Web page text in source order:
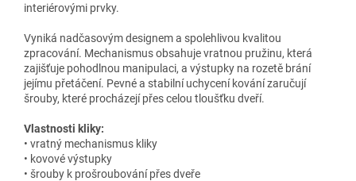
interiérovými prvky.
Vyniká nadčasovým designem a spolehlivou kvalitou
zpracování. Mechanismus obsahuje vratnou pružinu, která
zajišťuje pohodlnou manipulaci, a výstupky na rozetě brání
jejímu přetáčení. Pevné a stabilní uchycení kování zaručují
šrouby, které procházejí přes celou tloušťku dveří.
Vlastnosti kliky:
• vratný mechanismus kliky
• kovové výstupky
• šrouby k prošroubování přes dveře